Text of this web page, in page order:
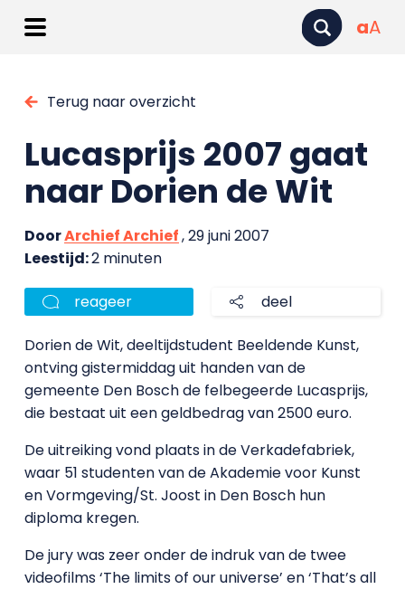
aA
Terug naar overzicht
Lucasprijs 2007 gaat
naar Dorien de Wit
DoorArchief Archief, 29 juni 2007
Leestijd:2 minuten
reageer deel
Dorien de Wit, deeltijdstudent Beeldende Kunst,
ontving gistermiddag uit handen van de
gemeente Den Bosch de felbegeerde Lucasprijs,
die bestaat uit een geldbedrag van 2500 euro.
De uitreiking vond plaats in de Verkadefabriek,
waar 51 studenten van de Akademie voor Kunst
en Vormgeving/St. Joost in Den Bosch hun
diploma kregen.
De jury was zeer onder de indruk van de twee
videofilms ‘The limits of our universe’ en ‘That’s all